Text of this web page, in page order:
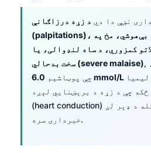
نښې دا دي د زړه درزاګانې
(palpitations)، د سینې درد، بې‌هوشي، مخ په
کمزوري، د ساه لنډوالی، یا
سخت بدحالي (severe malaise)ډول کله
چې پوټاشیم
چې د زړه د برېښنايي لېږد
(heart conduction) ګډوډوي، کله ناکله د ډېر لږ
خبرداری سره.
ಕನ್ನಡ
മലയാളം
Bahasa Melayu
Tiếng Việt
Tagalog
ไทย